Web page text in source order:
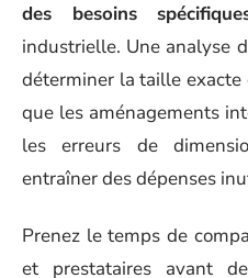
des besoins
industrielle. Une analyse
déterminer la taille exacte
que les aménagements
les erreurs de
entraîner des dépenses
Prenez le temps de
et prestataires avant